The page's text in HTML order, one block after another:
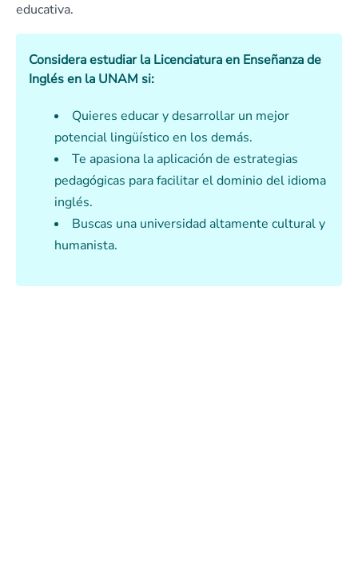
educativa.
Considera estudiar la Licenciatura en Enseñanza de
Inglés en la UNAM si:
Quieres educar y desarrollar un mejor
potencial lingüístico en los demás.
Te apasiona la aplicación de estrategias
pedagógicas para facilitar el dominio del idioma
inglés.
Buscas una universidad altamente cultural y
humanista.